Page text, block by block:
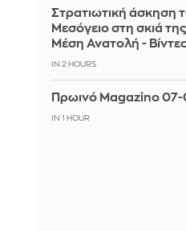
Στρατιωτική άσκηση
Μεσόγειο στη σκιά
Μέση Ανατολή -
IN 2 HOURS
Πρωινό Magazino
IN 1 HOUR